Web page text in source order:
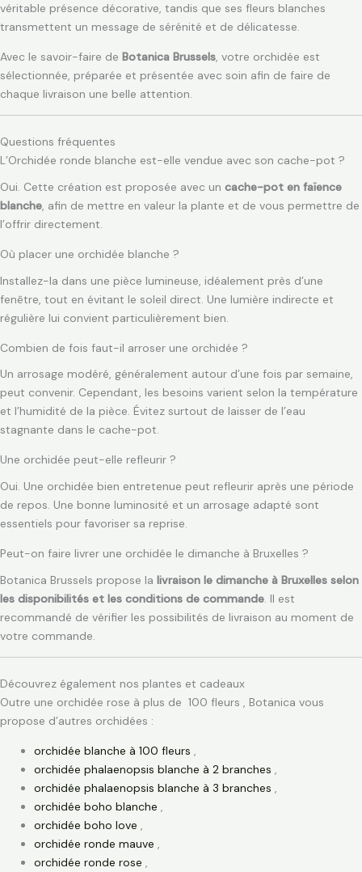
véritable présence décorative, tandis que ses fleurs blanches
transmettent un message de sérénité et de délicatesse.
Avec le savoir-faire de Botanica Brussels, votre orchidée est
sélectionnée, préparée et présentée avec soin afin de faire de
chaque livraison une belle attention.
Questions fréquentes
L’Orchidée ronde blanche est-elle vendue avec son cache-pot ?
Oui. Cette création est proposée avec un cache-pot en faïence
blanche, afin de mettre en valeur la plante et de vous permettre de
l’offrir directement.
Où placer une orchidée blanche ?
Installez-la dans une pièce lumineuse, idéalement près d’une
fenêtre, tout en évitant le soleil direct. Une lumière indirecte et
régulière lui convient particulièrement bien.
Combien de fois faut-il arroser une orchidée ?
Un arrosage modéré, généralement autour d’une fois par semaine,
peut convenir. Cependant, les besoins varient selon la température
et l’humidité de la pièce. Évitez surtout de laisser de l’eau
stagnante dans le cache-pot.
Une orchidée peut-elle refleurir ?
Oui. Une orchidée bien entretenue peut refleurir après une période
de repos. Une bonne luminosité et un arrosage adapté sont
essentiels pour favoriser sa reprise.
Peut-on faire livrer une orchidée le dimanche à Bruxelles ?
Botanica Brussels propose la livraison le dimanche à Bruxelles selon
les disponibilités et les conditions de commande. Il est
recommandé de vérifier les possibilités de livraison au moment de
votre commande.
Découvrez également nos plantes et cadeaux
Outre une orchidée rose à plus de 100 fleurs , Botanica vous
propose d’autres orchidées :
orchidée blanche à 100 fleurs ,
orchidée phalaenopsis blanche à 2 branches ,
orchidée phalaenopsis blanche à 3 branches ,
orchidée boho blanche ,
orchidée boho love ,
orchidée ronde mauve ,
orchidée ronde rose ,